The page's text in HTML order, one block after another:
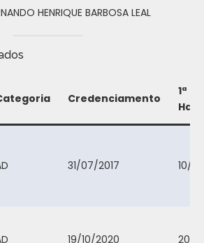
HENRIQUE BARBOSA LEAL
Credenciamento
1ª
31/07/2017 10/
19/10/2020 20/